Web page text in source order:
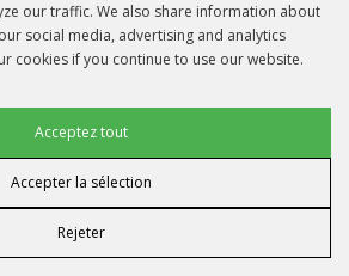
DE
dans
COOPÉRATION
Collaborez et gagnez
our traffic. We also share information about
social media, advertising and analytics
cookies if you continue to use our website.
utilisateur
Acceptez tout
Accepter la sélection
Rejeter